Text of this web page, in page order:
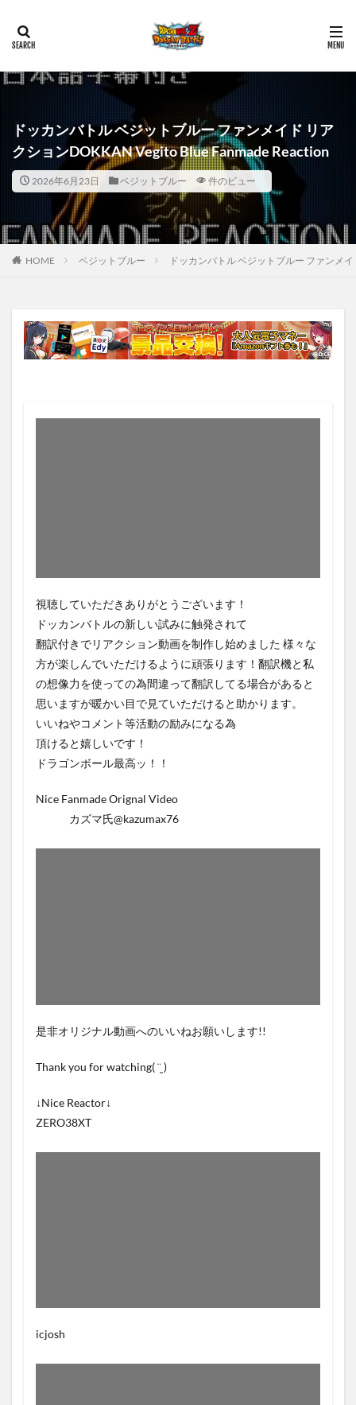
ドッカンバトル ベジットブルー ファンメイド リア
クションDOKKAN Vegito Blue Fanmade Reaction
2026年6月23日 ベジットブルー 件のビュー
HOME ベジットブルー ドッカンバトル ベジットブルー ファンメ
視聴していただきありがとうございます！
ドッカンバトルの新しい試みに触発されて
翻訳付きでリアクション動画を制作し始めました 様々な
方が楽しんでいただけるように頑張ります！翻訳機と私
の想像力を使っての為間違って翻訳してる場合があると
思いますが暖かい目で見ていただけると助かります。
いいねやコメント等活動の励みになる為
頂けると嬉しいです！
ドラゴンボール最高ッ！！
Nice Fanmade Orignal Video
カズマ氏@kazumax76
是非オリジナル動画へのいいねお願いします!!
Thank you for watching( ¨̮ )
↓Nice Reactor↓
ZERO38XT
icjosh